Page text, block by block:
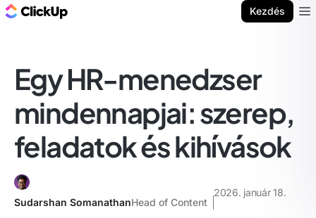
Kezdés
Egy HR-menedzser
mindennapjai: szerep,
feladatok és kihívások
Sudarshan SomanathanHead of Content
2026. január 18.